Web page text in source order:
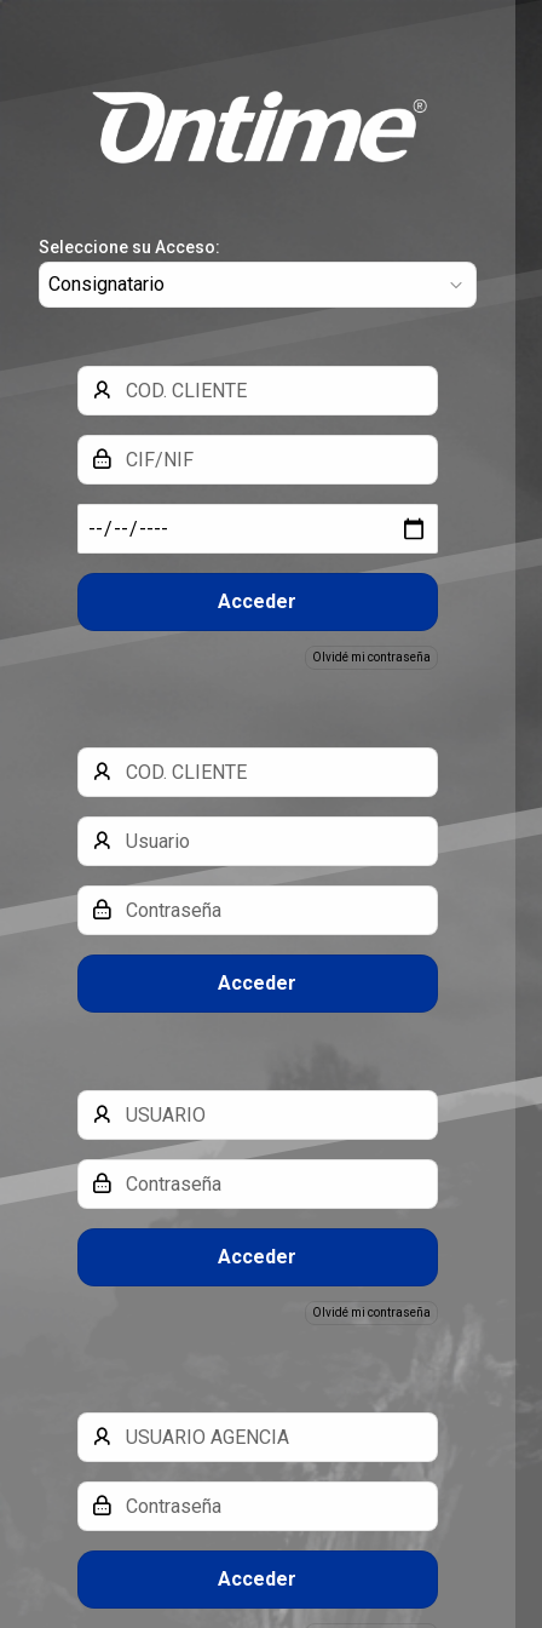
Seleccione su Acceso:
Cód.
Cliente
NIF/CIF
Fecha
Alta
Acceder
Olvidé mi contraseña
Cód.
Cliente
Usuario
Clave
Acceder
Usuario
Clave
Acceder
Olvidé mi contraseña
Usuario
Clave
Acceder